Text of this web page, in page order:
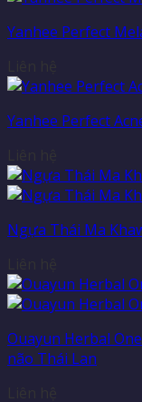
Yanhee Perfect
Yanhee Perfect
Ngựa Thái Ma
Ouayun Herbal
não Thái Lan